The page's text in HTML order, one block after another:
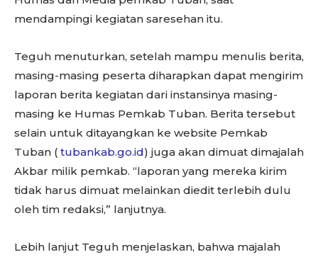
mendampingi kegiatan saresehan itu.
Teguh menuturkan, setelah mampu menulis berita,
masing-masing peserta diharapkan dapat mengirim
laporan berita kegiatan dari instansinya masing-
masing ke Humas Pemkab Tuban. Berita tersebut
selain untuk ditayangkan ke website Pemkab
Tuban ( tubankab.go.id) juga akan dimuat dimajalah
Akbar milik pemkab. “laporan yang mereka kirim
tidak harus dimuat melainkan diedit terlebih dulu
oleh tim redaksi,” lanjutnya.
Lebih lanjut Teguh menjelaskan, bahwa majalah